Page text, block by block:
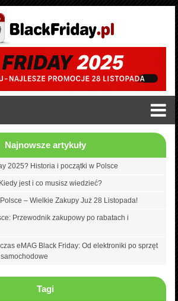
Najnowsze artykuły
2025? Historia i początki w Polsce
jest i co musisz wiedzieć?
– Wielkie Zakupy Już 28 Listopada!
Przewodnik zakupowy po rabatach i
eMAG Black Friday: Od elektroniki po sprzęt
Tagi